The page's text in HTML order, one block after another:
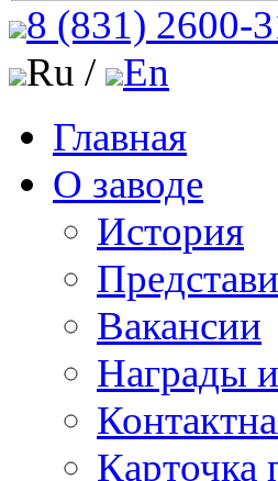
8 (831) 2600-
Ru /
En
Главная
О заводе
История
Вакансии
Награды
Карточка